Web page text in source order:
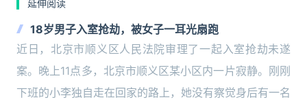
延伸阅读
18岁男子入室抢劫，被女子一耳光扇跑
近日，北京市顺义区人民法院审理了一起入室抢劫未遂
案。晚上11点多，北京市顺义区某小区内一片寂静。刚刚
下班的小李独自走在回家的路上，她没有察觉身后有一名